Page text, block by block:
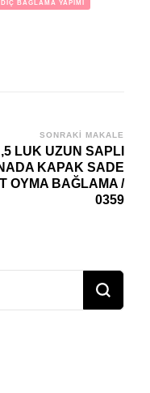
BAĞLAMA YAPIMI
SONRAKI MAKALE
LUK UZUN SAPLI
KAPAK SADE
OYMA BAĞLAMA /
0359